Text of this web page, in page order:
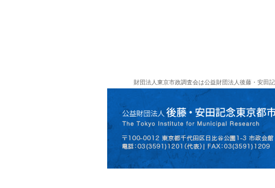
財団法人東京市政調査会は公益財団法人後藤・安田